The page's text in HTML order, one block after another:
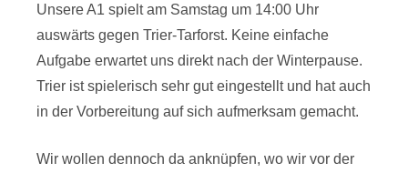
Unsere A1 spielt am Samstag um 14:00 Uhr
auswärts gegen Trier-Tarforst. Keine einfache
Aufgabe erwartet uns direkt nach der Winterpause.
Trier ist spielerisch sehr gut eingestellt und hat auch
in der Vorbereitung auf sich aufmerksam gemacht.
Wir wollen dennoch da anknüpfen, wo wir vor der